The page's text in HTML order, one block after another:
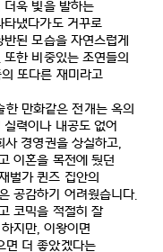
더욱 빛을 발하는
냈다가도 거꾸로
반된 모습을 자연스럽게
또한 비중있는 조연들의
또다른 재미라고
한 만화같은 전개는 옥의
력이나 내공도 없어
경영권을 상실하고,
이혼을 목전에 뒀던
벌가 퀸즈 집안의
공감하기 어려웠습니다.
코믹을 적절히 잘
지만, 이왕이면
면 더 좋았겠다는